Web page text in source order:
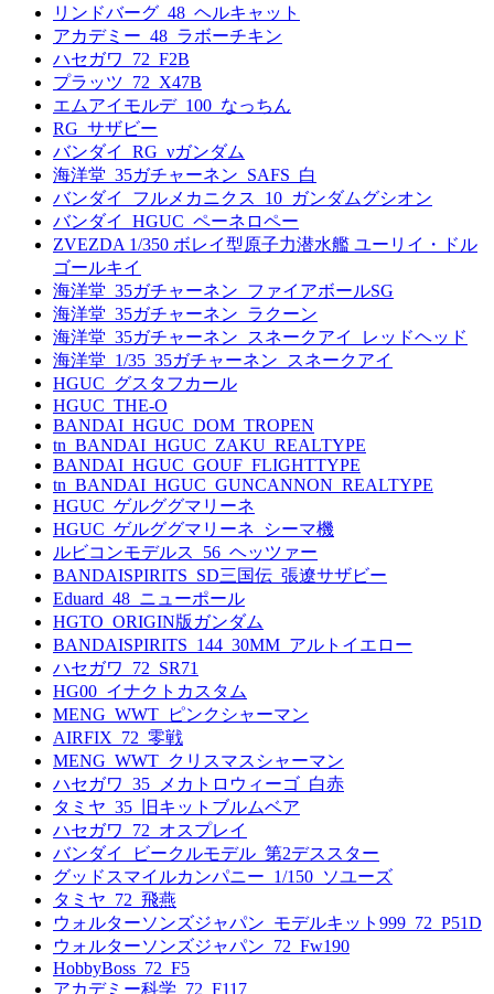
リンドバーグ_48_ヘルキャット
アカデミー_48_ラボーチキン
ハセガワ_72_F2B
プラッツ_72_X47B
エムアイモルデ_100_なっちん
RG_サザビー
バンダイ_RG_νガンダム
海洋堂_35ガチャーネン_SAFS_白
バンダイ_フルメカニクス_10_ガンダムグシオン
バンダイ_HGUC_ペーネロペー
ZVEZDA 1/350 ボレイ型原子力潜水艦 ユーリイ・ドル
ゴールキイ
海洋堂_35ガチャーネン_ファイアボールSG
海洋堂_35ガチャーネン_ラクーン
海洋堂_35ガチャーネン_スネークアイ_レッドヘッド
海洋堂_1/35_35ガチャーネン_スネークアイ
HGUC_グスタフカール
HGUC_THE-O
BANDAI_HGUC_DOM_TROPEN
tn_BANDAI_HGUC_ZAKU_REALTYPE
BANDAI_HGUC_GOUF_FLIGHTTYPE
tn_BANDAI_HGUC_GUNCANNON_REALTYPE
HGUC_ゲルググマリーネ
HGUC_ゲルググマリーネ_シーマ機
ルビコンモデルス_56_ヘッツァー
BANDAISPIRITS_SD三国伝_張遼サザビー
Eduard_48_ニューポール
HGTO_ORIGIN版ガンダム
BANDAISPIRITS_144_30MM_アルトイエロー
ハセガワ_72_SR71
HG00_イナクトカスタム
MENG_WWT_ピンクシャーマン
AIRFIX_72_零戦
MENG_WWT_クリスマスシャーマン
ハセガワ_35_メカトロウィーゴ_白赤
タミヤ_35_旧キットブルムベア
ハセガワ_72_オスプレイ
バンダイ_ビークルモデル_第2デススター
グッドスマイルカンパニー_1/150_ソユーズ
タミヤ_72_飛燕
ウォルターソンズジャパン_モデルキット999_72_P51D
ウォルターソンズジャパン_72_Fw190
HobbyBoss_72_F5
アカデミー科学_72_F117